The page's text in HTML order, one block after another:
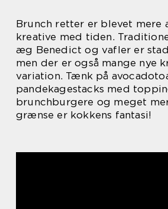
Brunch retter er blevet mere
kreative med tiden.
æg Benedict og vafler er
men der er også mange nye
variation. Tænk på
pandekagestacks med
brunchburgere og meget
grænse er kokkens fantasi!